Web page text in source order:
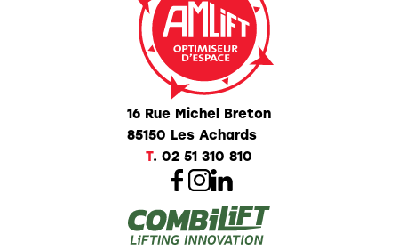
16 Rue Michel Breton
85150 Les Achards
T. 02 51 310 810